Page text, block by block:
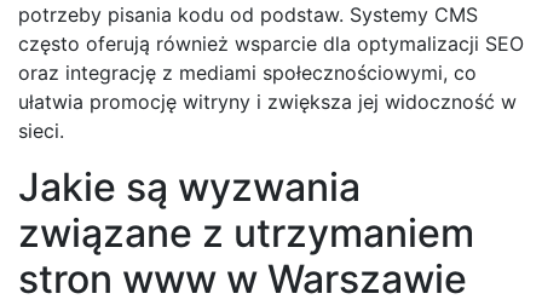
potrzeby pisania kodu od podstaw. Systemy CMS
często oferują również wsparcie dla optymalizacji SEO
oraz integrację z mediami społecznościowymi, co
ułatwia promocję witryny i zwiększa jej widoczność w
sieci.
Jakie są wyzwania
związane z utrzymaniem
stron www w Warszawie